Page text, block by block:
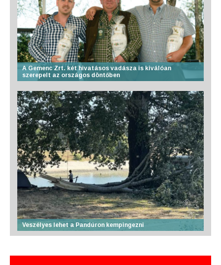
A Gemenc Zrt. két hivatásos vadásza is kiválóan
szerepelt az országos döntőben
Veszélyes lehet a Pandúron kempingezni